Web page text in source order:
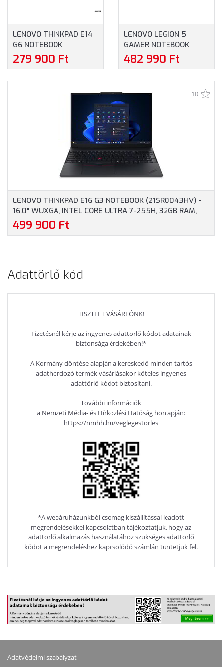
LENOVO THINKPAD E14
G6 NOTEBOOK
(21M3002FCX) - 14.0"
WUXGA, AMD RYZEN 5-
PROFESSIONAL, 3 ÉV
GARANCIA, FEKETE
279 900 Ft
LENOVO LEGION 5
GAMER NOTEBOOK
(83DG00FNHV) - 16.0"
WQXGA, INTEL CORE I5-
GEFORCE RTX 4050
6GB, MAGYAR
BILLENTYŰZET,
OPERÁCIÓS RENDSZER
NÉLKÜL, 3 ÉV GARANCIA,
SZÜRKE SZÍNBEN
482 990 Ft
10
LENOVO THINKPAD E16 G3 NOTEBOOK (21SR0043HV) -
16.0" WUXGA, INTEL CORE ULTRA 7-255H, 32GB RAM,
1TB SSD, MAGYAR BILLENTYŰZET, WINDOWS 11
PROFESSIONAL, 3 ÉV GARANCIA, FEKETE SZÍNBEN
499 900 Ft
Adattörlő kód
TISZTELT VÁSÁRLÓNK!
Fizetésnél kérje az ingyenes adattörlő kódot adatainak
biztonsága érdekében!*
A Kormány döntése alapján a kereskedő minden tartós
adathordozó termék vásárlásakor köteles ingyenes
adattörlő kódot biztosítani.
További információk
a Nemzeti Média- és Hírközlési Hatóság honlapján:
https://nmhh.hu/veglegestorles
*A webáruházunkból csomag kiszállítással leadott
megrendelésekkel kapcsolatban tájékoztatjuk, hogy az
adattörlő alkalmazás használatához szükséges adattörlő
kódot a megrendeléshez kapcsolódó számlán tüntetjük fel.
Adatvédelmi szabályzat